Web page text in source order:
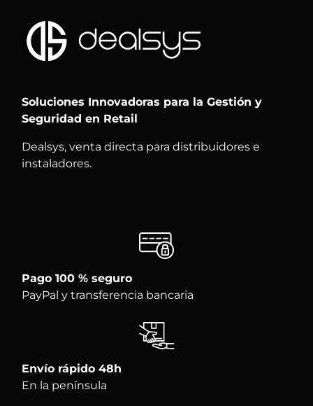
Soluciones Innovadoras para la Gestión y
Seguridad en Retail
Dealsys, venta directa para distribuidores e
instaladores.
Pago 100 % seguro
PayPal y transferencia bancaria
Envío rápido 48h
En la península